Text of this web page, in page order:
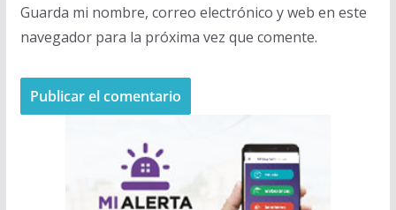
Guarda mi nombre, correo electrónico y web en este
navegador para la próxima vez que comente.